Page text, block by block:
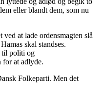
eller blandt dem, som nu
at lade ordensmagten slå
skal standses.
til politi og
for at adlyde.
Folkeparti. Men det